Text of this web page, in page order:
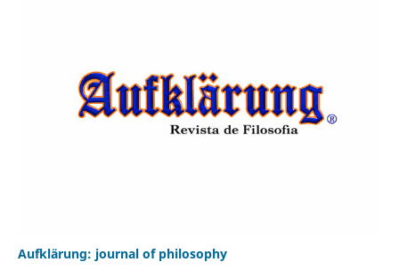
Aufklärung: journal of philosophy